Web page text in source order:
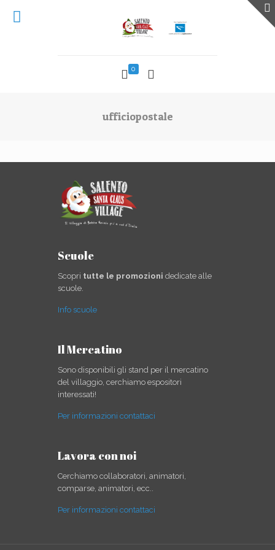
0
ufficiopostale
Scuole
Scopri tutte le promozioni dedicate alle
scuole.
Info scuole
Il Mercatino
Sono disponibili gli stand per il mercatino
del villaggio, cerchiamo espositori
interessati!
Per informazioni contattaci
Lavora con noi
Cerchiamo collaboratori, animatori,
comparse, animatori, ecc..
Per informazioni contattaci